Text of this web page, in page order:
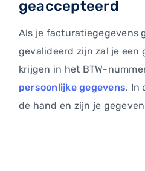
geaccepteerd
Als je facturatiegegevens
gevalideerd zijn zal je een
krijgen in het BTW-
persoonlijke gegevens. In
de hand en zijn je